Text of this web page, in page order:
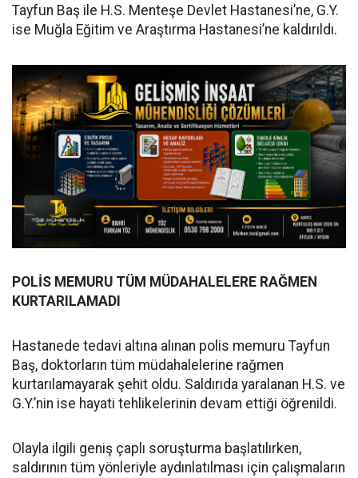
Tayfun Baş ile H.S. Menteşe Devlet Hastanesi’ne, G.Y.
ise Muğla Eğitim ve Araştırma Hastanesi’ne kaldırıldı.
POLİS MEMURU TÜM MÜDAHALELERE RAĞMEN
KURTARILAMADI
Hastanede tedavi altına alınan polis memuru Tayfun
Baş, doktorların tüm müdahalelerine rağmen
kurtarılamayarak şehit oldu. Saldırıda yaralanan H.S. ve
G.Y.’nin ise hayati tehlikelerinin devam ettiği öğrenildi.
Olayla ilgili geniş çaplı soruşturma başlatılırken,
saldırının tüm yönleriyle aydınlatılması için çalışmaların